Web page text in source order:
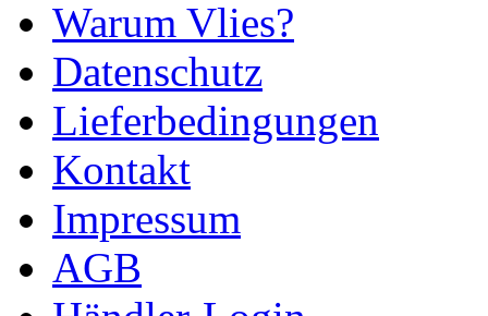
Warum Vlies?
Datenschutz
Lieferbedingungen
Kontakt
Impressum
AGB